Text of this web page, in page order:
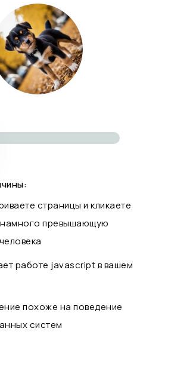
страницы и кликаете
превышающую
работе javascript в вашем
похоже на поведение
систем